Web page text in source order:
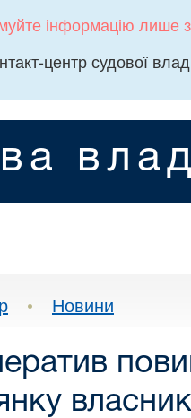
інформацію лише
центр судової
• Новини